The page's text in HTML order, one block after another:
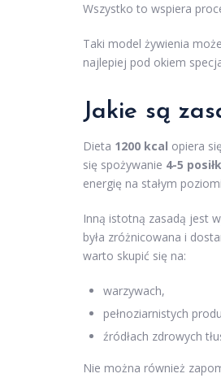
Wszystko to wspiera
Taki model żywienia
najlepiej pod okiem
Jakie są
Dieta 1200 kcal opiera
się spożywanie 4-5
energię na stałym
Inną istotną zasadą jest
była zróżnicowana i
warto skupić się na:
warzywach,
pełnoziarnistych
źródłach zdrowych
Nie można również